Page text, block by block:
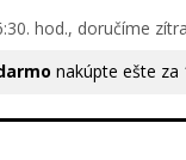
hod., doručíme
nakúpte ešte za